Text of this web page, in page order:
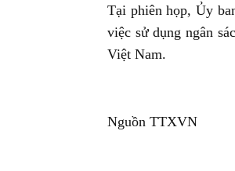
Tại phiên họp, Ủy
việc sử dụng ngân
Việt Nam.
Nguồn TTXVN